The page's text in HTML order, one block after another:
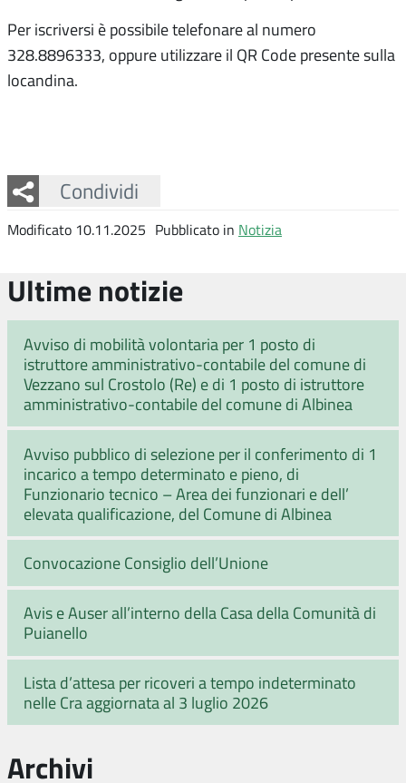
Per iscriversi è possibile telefonare al numero
328.8896333, oppure utilizzare il QR Code presente sulla
locandina.
Condividi
Facebook
Twitter
Whatsapp
Modificato 10.11.2025 Pubblicato in Notizia
Ultime notizie
Avviso di mobilità volontaria per 1 posto di
istruttore amministrativo-contabile del comune di
Vezzano sul Crostolo (Re) e di 1 posto di istruttore
amministrativo-contabile del comune di Albinea
Avviso pubblico di selezione per il conferimento di 1
incarico a tempo determinato e pieno, di
Funzionario tecnico – Area dei funzionari e dell’
elevata qualificazione, del Comune di Albinea
Convocazione Consiglio dell’Unione
Avis e Auser all’interno della Casa della Comunità di
Puianello
Lista d’attesa per ricoveri a tempo indeterminato
nelle Cra aggiornata al 3 luglio 2026
Archivi